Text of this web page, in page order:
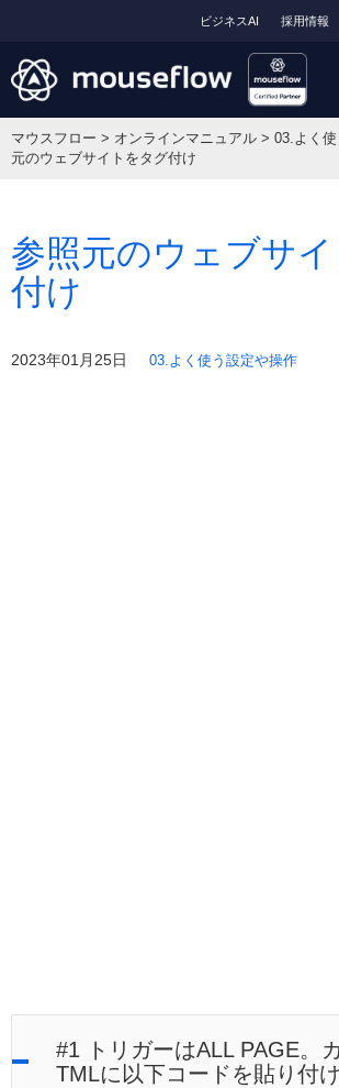
採用情報
ビジネスAI
マウスフロー > オンラインマニュアル > 03.よく
元のウェブサイトをタグ付け
参照元のウェブサ
付け
2023年01月25日 03.よく使う設定や操作
#1 トリガーはALL PAGE。
TMLに以下コードを貼り付け